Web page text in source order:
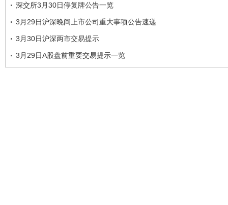
深交所3月30日停复牌公告一览
3月29日沪深晚间上市公司重大事项公告速递
3月30日沪深两市交易提示
3月29日A股盘前重要交易提示一览